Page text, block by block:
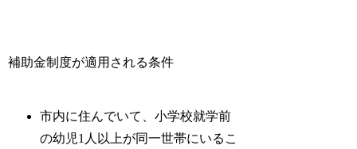
補助金制度が適用される条件
市内に住んでいて、小学校就学前
の幼児1人以上が同一世帯にいるこ